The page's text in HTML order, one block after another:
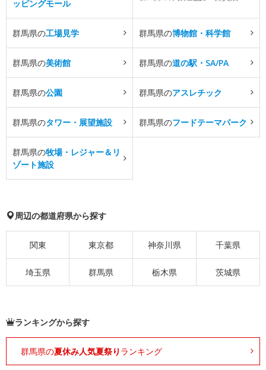
ッピングモール
群馬県の工場見学 群馬県の博物館・科学館
群馬県の美術館 群馬県の道の駅・SA/PA
群馬県の公園 群馬県のアスレチック
群馬県のタワー・展望施設 群馬県のフードテーマパーク
群馬県の牧場・レジャー＆リ
ゾート施設
周辺の都道府県から探す
関東 東京都 神奈川県 千葉県
埼玉県 群馬県 栃木県 茨城県
ランキングから探す
群馬県の夏休み人気夏祭り ランキング